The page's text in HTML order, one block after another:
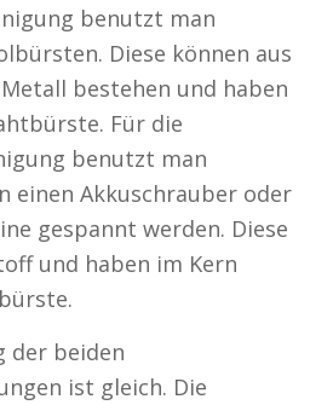
benutzt man
Diese können aus
bestehen und haben
Für die
benutzt man
einen Akkuschrauber oder
gespannt werden. Diese
und haben im Kern
der beiden
ist gleich. Die